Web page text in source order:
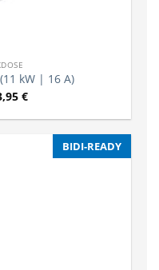
kW | 16 A)
€
BIDI-READY